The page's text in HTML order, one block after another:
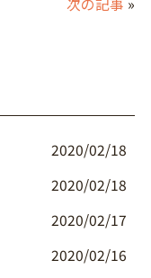
次の記事 »
2020/02/18
2020/02/18
2020/02/17
2020/02/16